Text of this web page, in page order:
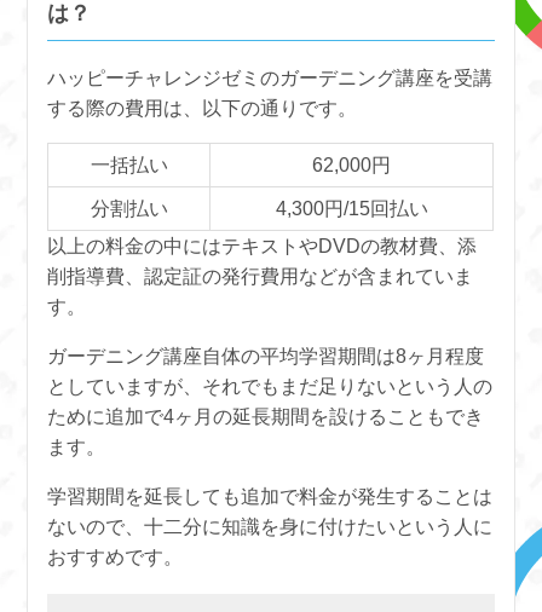
は？
ハッピーチャレンジゼミのガーデニング講座を受講
する際の費用は、以下の通りです。
一括払い 62,000円
分割払い
4,300円/15回払い
以上の料金の中にはテキストやDVDの教材費、添
削指導費、認定証の発行費用などが含まれていま
す。
ガーデニング講座自体の平均学習期間は8ヶ月程度
としていますが、それでもまだ足りないという人の
ために追加で4ヶ月の延長期間を設けることもでき
ます。
学習期間を延長しても追加で料金が発生することは
ないので、十二分に知識を身に付けたいという人に
おすすめです。